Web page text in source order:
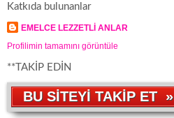
Katkıda bulunanlar
EMELCE LEZZETLİ ANLAR
Profilimin tamamını görüntüle
**TAKİP EDİN
BU SİTEYİ TAKİP ET »